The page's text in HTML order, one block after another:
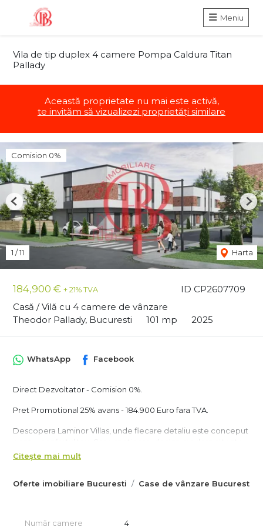
Meniu
Vila de tip duplex 4 camere Pompa Caldura Titan
Pallady
Această proprietate nu mai este activă,
te invităm să vizualizezi proprietăți similare
ID CP2607709
184,900 € + 21% TVA
Casă / Vilă cu 4 camere de vânzare
Theodor Pallady, Bucuresti
101 mp 2025
Comision 0%
1 /11 Harta
Previous
Oferte imobiliare Bucuresti Case de vânzare Bucuresti
WhatsApp Facebook
Direct Dezvoltator - Comision 0%.
Pret Promotional 25% avans - 184.900 Euro fara TVA.
Descopera Laminor Villas, unde fiecare detaliu este conceput
facilitatile necesare pentru o viata linistita si relaxanta.
Casele din Laminor Villas sunt construite cu structura din beton
excelenta si un mediu de locuit solid si sigur.
Fiecare detaliu este gandit pentru a oferi functionalitate si
Citește mai mult
Număr camere 4